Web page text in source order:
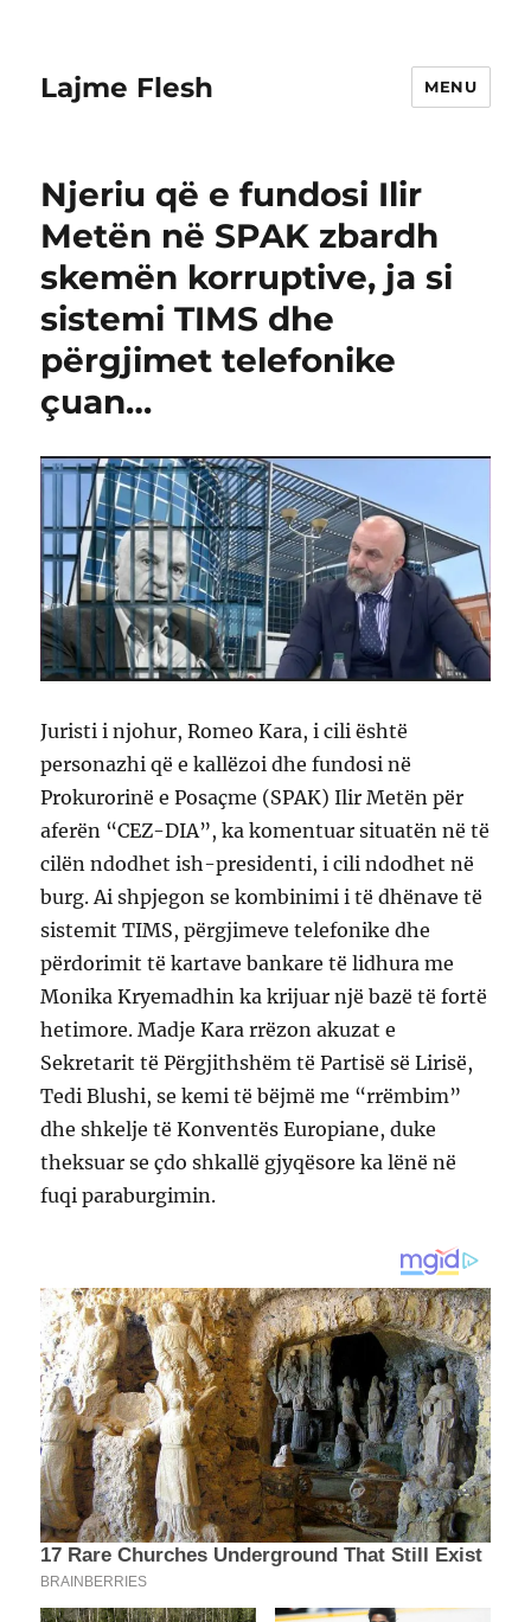
Lajme Flesh MENU
Njeriu që e fundosi Ilir
Metën në SPAK zbardh
skemën korruptive, ja si
sistemi TIMS dhe
përgjimet telefonike
çuan…
Juristi i njohur, Romeo Kara, i cili është
personazhi që e kallëzoi dhe fundosi në
Prokurorinë e Posaçme (SPAK) Ilir Metën për
aferën “CEZ-DIA”, ka komentuar situatën në të
cilën ndodhet ish-presidenti, i cili ndodhet në
burg. Ai shpjegon se kombinimi i të dhënave të
sistemit TIMS, përgjimeve telefonike dhe
përdorimit të kartave bankare të lidhura me
Monika Kryemadhin ka krijuar një bazë të fortë
hetimore. Madje Kara rrëzon akuzat e
Sekretarit të Përgjithshëm të Partisë së Lirisë,
Tedi Blushi, se kemi të bëjmë me “rrëmbim”
dhe shkelje të Konventës Europiane, duke
theksuar se çdo shkallë gjyqësore ka lënë në
fuqi paraburgimin.